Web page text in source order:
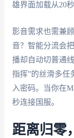
雄界面加载从20
影音需求也需兼
音？智能分流会
播却自动切普通
指挥”的丝滑多任
入密码。当你在
秒连接国服。
距离归零